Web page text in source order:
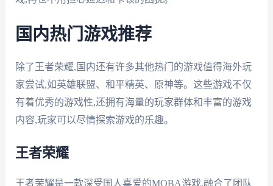
国内热门游戏推荐
除了王者荣耀,国内还有许多其他热门的游戏值得海外玩
家尝试,如英雄联盟、和平精英、原神等。这些游戏不仅
有着优秀的游戏性,还拥有海量的玩家群体和丰富的游戏
内容,玩家可以尽情探索游戏的乐趣。
王者荣耀
王者荣耀是一款深受国人喜爱的MOBA游戏,融合了团队